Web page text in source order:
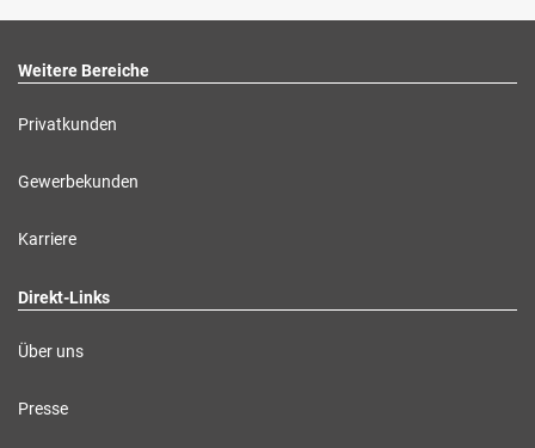
Weitere Bereiche
Privatkunden
Gewerbekunden
Karriere
Direkt-Links
Über uns
Presse